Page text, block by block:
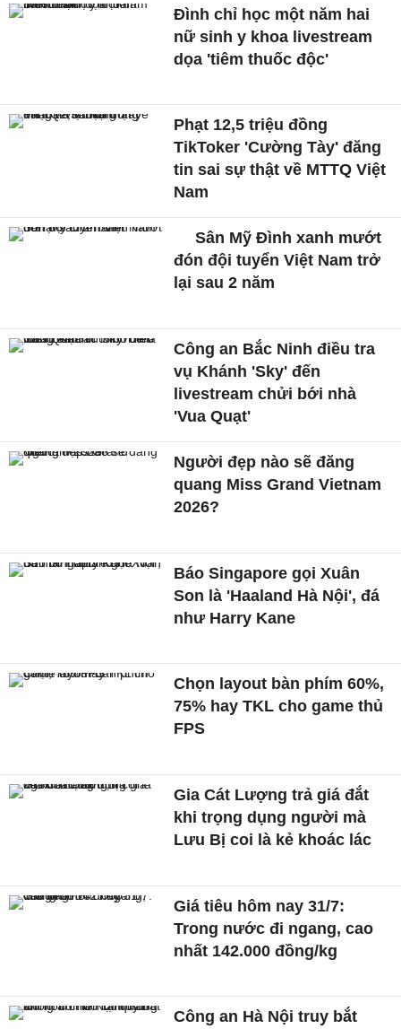
Đình chỉ học một năm hai
nữ sinh y khoa livestream
dọa 'tiêm thuốc độc'
Phạt 12,5 triệu đồng
TikToker 'Cường Tày' đăng
tin sai sự thật về MTTQ Việt
Nam
Sân Mỹ Đình xanh mướt
đón đội tuyển Việt Nam trở
lại sau 2 năm
Công an Bắc Ninh điều tra
vụ Khánh 'Sky' đến
livestream chửi bới nhà
'Vua Quạt'
Người đẹp nào sẽ đăng
quang Miss Grand Vietnam
2026?
Báo Singapore gọi Xuân
Son là 'Haaland Hà Nội', đá
như Harry Kane
Chọn layout bàn phím 60%,
75% hay TKL cho game thủ
FPS
Gia Cát Lượng trả giá đắt
khi trọng dụng người mà
Lưu Bị coi là kẻ khoác lác
Giá tiêu hôm nay 31/7:
Trong nước đi ngang, cao
nhất 142.000 đồng/kg
Công an Hà Nội truy bắt